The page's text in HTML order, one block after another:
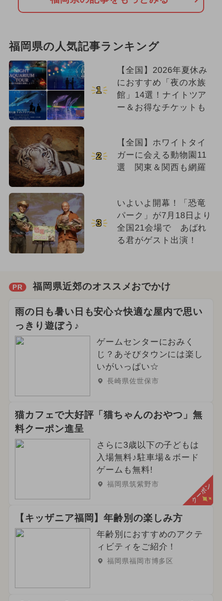
福岡県の人気記事ランキング
1
【全国】2026年夏休み
におすすめ「夜の水族
館」14選！ナイトツア
ー＆お得なチケットも
2
【全国】ホワイトタイ
ガーに会える動物園11
選 関東＆関西も網羅
3
いよいよ開幕！「恐竜
パーク」が7月18日より
全国21会場で あばれ
る君がゲスト出演！
PR 福岡県近郊のオススメおでかけ
雨の日も暑い日も安心☆快適な屋内で思い
っきり遊ぼう♪
ゲームセンターにおみく
じ？あそびタウンには楽し
いがいっぱい☆
長崎県佐世保市
猫カフェで大好評「猫ちゃんのおやつ」無
料クーポン進呈
さらに3歳以下の子どもは
入場無料♪駐車場＆ボード
ゲームも無料!
福岡県筑紫野市 クーポン
【キッザニア福岡】年齢別の楽しみ方
年齢別におすすめのアクテ
ィビティをご紹介！
福岡県福岡市博多区